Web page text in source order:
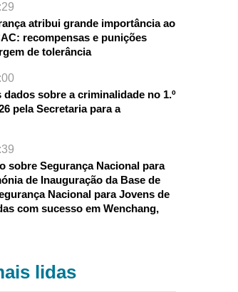
atribui grande importância ao
recompensas e punições
de tolerância
sobre a criminalidade no 1.º
pela Secretaria para a
sobre Segurança Nacional para
de Inauguração da Base de
Nacional para Jovens de
com sucesso em Wenchang,
lidas